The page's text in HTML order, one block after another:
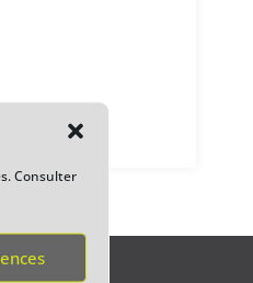
Consulter